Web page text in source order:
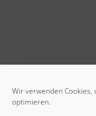
Wir verwenden
optimieren.